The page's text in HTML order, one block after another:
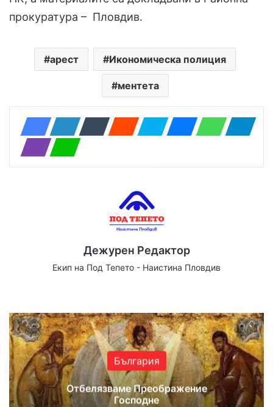
прокуратура – Пловдив.
арест Икономическа полиция
ментета
Дежурен Редактор
Екип на Под Тепето - Наистина Пловдив
България
Отбелязваме Преображение
Господне